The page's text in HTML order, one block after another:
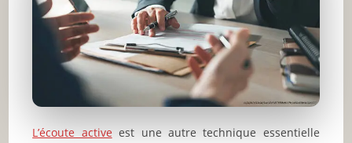
L’écoute activeest une autre technique essentielle